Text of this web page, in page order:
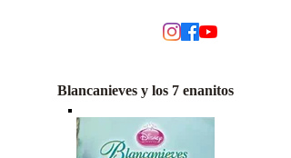
Blancanieves y los 7 enanitos